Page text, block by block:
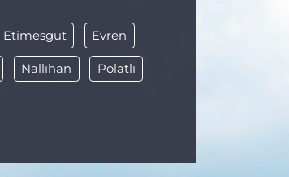
Etimesgut Evren
Nallıhan Polatlı